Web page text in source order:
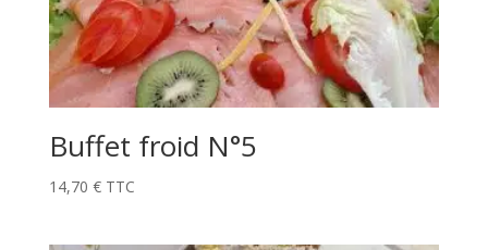
Buffet froid N°5
14,70 € TTC